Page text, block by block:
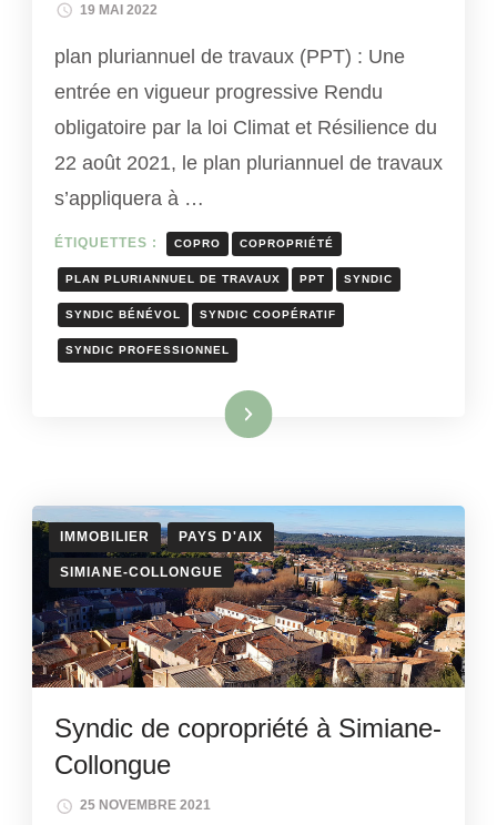
19 MAI 2022
plan pluriannuel de travaux (PPT) : Une
entrée en vigueur progressive Rendu
obligatoire par la loi Climat et Résilience du
22 août 2021, le plan pluriannuel de travaux
s’appliquera à …
ÉTIQUETTES : COPRO COPROPRIÉTÉ
PLAN PLURIANNUEL DE TRAVAUX PPT SYNDIC
SYNDIC BÉNÉVOL SYNDIC COOPÉRATIF
SYNDIC PROFESSIONNEL
Lire la suite
IMMOBILIER PAYS D'AIX
SIMIANE-COLLONGUE
Syndic de copropriété à Simiane-
Collongue
25 NOVEMBRE 2021